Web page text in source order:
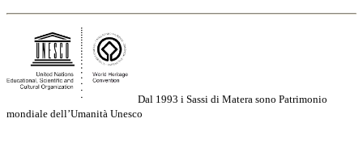
Dal 1993 i Sassi di Matera sono Patrimonio
mondiale dell’Umanità Unesco